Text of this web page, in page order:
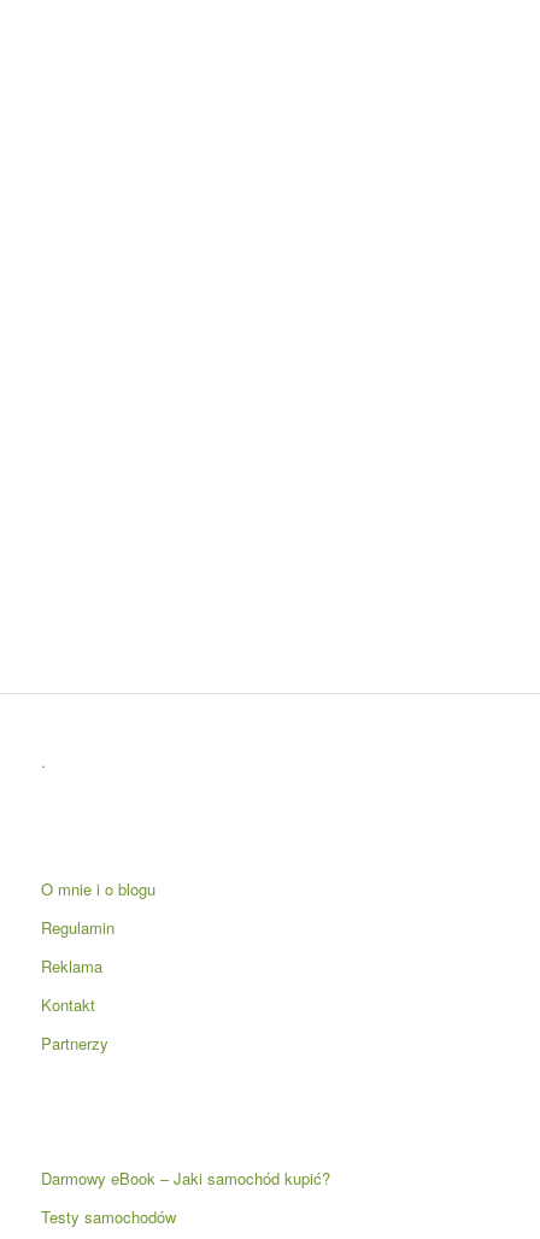
.
O mnie i o blogu
Regulamin
Reklama
Kontakt
Partnerzy
Darmowy eBook – Jaki samochód kupić?
Testy samochodów